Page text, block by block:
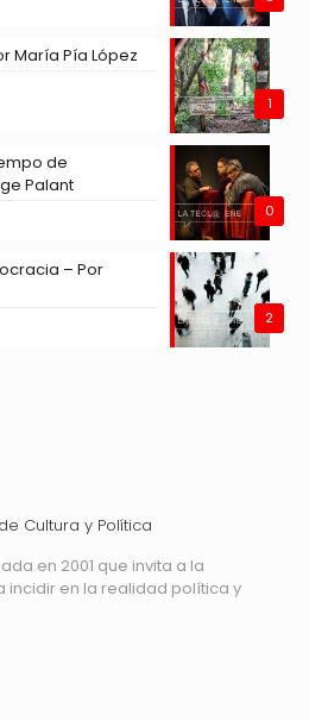
1
María Pía López
0
de
Palant
2
– Por
Cultura y Política
en 2001 que invita a la
incidir en la realidad política y